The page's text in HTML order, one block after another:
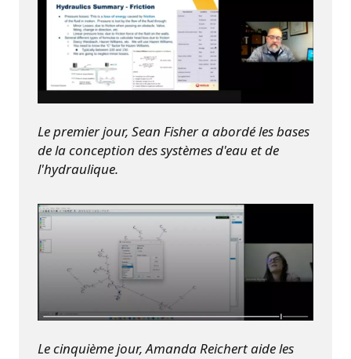
Le premier jour, Sean Fisher a abordé les bases
de la conception des systèmes d'eau et de
l'hydraulique.
Le cinquième jour, Amanda Reichert aide les